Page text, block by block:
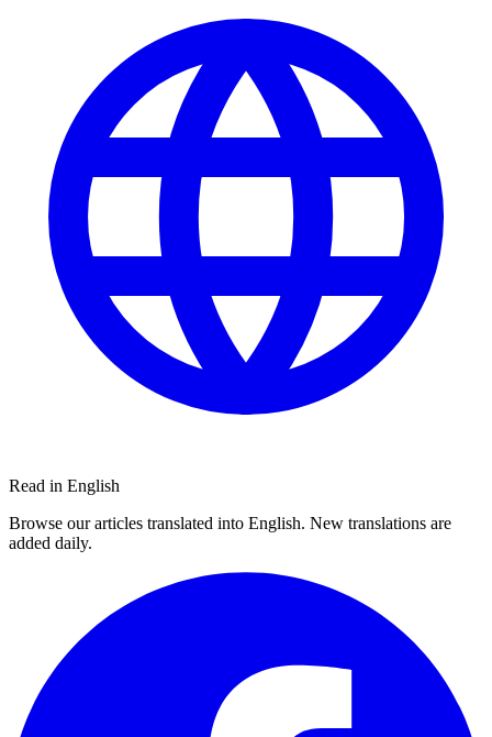
Read in English
Browse our articles translated into English. New translations are
added daily.